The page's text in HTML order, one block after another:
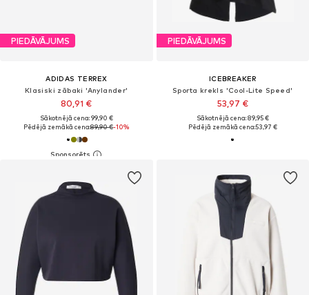
PIEDĀVĀJUMS
ADIDAS TERREX
Klasiski zābaki 'Anylander'
80,91 €
Sākotnējā cena: 99,90 €
Pēdējā zemākā cena:89,90 €-10%
PIEDĀVĀJUMS
ICEBREAKER
Sporta krekls 'Cool-Lite Speed'
53,97 €
Sākotnējā cena: 89,95 €
Pēdējā zemākā cena:53,97 €